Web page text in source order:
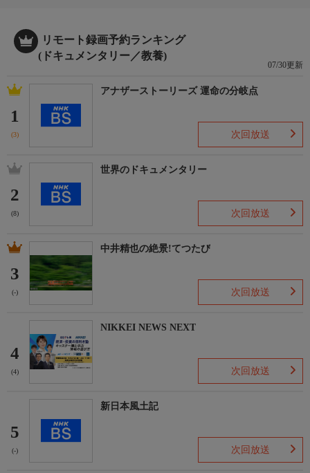
リモート録画予約ランキング
(ドキュメンタリー／教養)
07/30更新
1
(3)
アナザーストーリーズ 運命の分岐点
次回放送
2
(8)
世界のドキュメンタリー
次回放送
3
(-)
中井精也の絶景!てつたび
次回放送
4
(4)
NIKKEI NEWS NEXT
次回放送
5
(-)
新日本風土記
次回放送